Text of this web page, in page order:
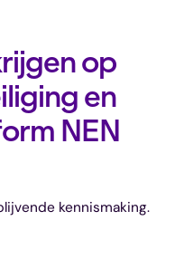
op
en
NEN
kennismaking.